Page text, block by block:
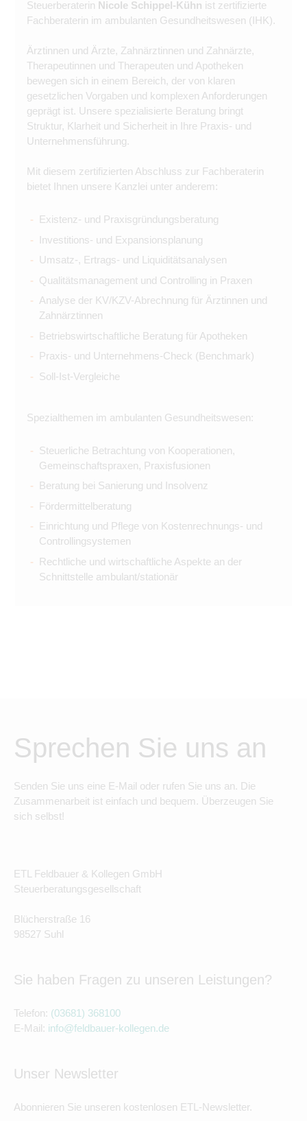
Steuerberaterin Nicole Schippel-Kühn ist zertifizierte
Fachberaterin im ambulanten Gesundheitswesen (IHK).
Ärztinnen und Ärzte, Zahnärztinnen und Zahnärzte,
Therapeutinnen und Therapeuten und Apotheken
bewegen sich in einem Bereich, der von klaren
gesetzlichen Vorgaben und komplexen Anforderungen
geprägt ist. Unsere spezialisierte Beratung bringt
Struktur, Klarheit und Sicherheit in Ihre Praxis- und
Unternehmensführung.
Mit diesem zertifizierten Abschluss zur Fachberaterin
bietet Ihnen unsere Kanzlei unter anderem:
Existenz- und Praxisgründungsberatung
Investitions- und Expansionsplanung
Umsatz-, Ertrags- und Liquiditätsanalysen
Qualitätsmanagement und Controlling in Praxen
Analyse der KV/KZV-Abrechnung für Ärztinnen und
Zahnärztinnen
Betriebswirtschaftliche Beratung für Apotheken
Praxis- und Unternehmens-Check (Benchmark)
Soll-Ist-Vergleiche
Spezialthemen im ambulanten Gesundheitswesen:
Steuerliche Betrachtung von Kooperationen,
Gemeinschaftspraxen, Praxisfusionen
Beratung bei Sanierung und Insolvenz
Fördermittelberatung
Einrichtung und Pflege von Kostenrechnungs- und
Controllingsystemen
Rechtliche und wirtschaftliche Aspekte an der
Schnittstelle ambulant/stationär
Sprechen Sie uns an
Senden Sie uns eine E-Mail oder rufen Sie uns an. Die
Zusammenarbeit ist einfach und bequem. Überzeugen Sie
sich selbst!
ETL Feldbauer & Kollegen GmbH
Steuerberatungsgesellschaft
Blücherstraße 16
98527 Suhl
Sie haben Fragen zu unseren Leistungen?
Telefon: (03681) 368100
E-Mail: info@feldbauer-kollegen.de
Unser Newsletter
Abonnieren Sie unseren kostenlosen ETL-Newsletter.